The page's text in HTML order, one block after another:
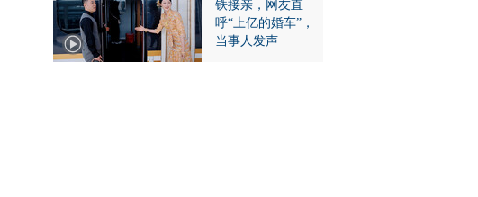
铁接亲，网友直
呼“上亿的婚车”，
当事人发声